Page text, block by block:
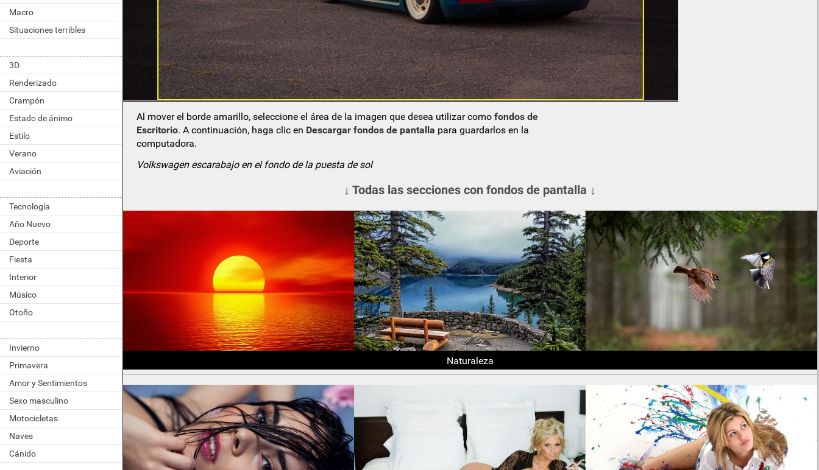
Macro
Situaciones terribles
3D
Renderizado
Crampón
Estado de ánimo
Estilo
Verano
Aviación
Tecnología
Año Nuevo
Deporte
Fiesta
Interior
Músico
Otoño
Invierno
Primavera
Amor y Sentimientos
Sexo masculino
Motocicletas
Naves
Cánido
Al mover el borde amarillo, seleccione el área de la imagen que desea utilizar comofondos de
Escritorio. A continuación, haga clic en Descargar fondos de pantalla para guardarlos en la
computadora.
Volkswagen escarabajo en el fondo de la puesta de sol
↓ Todas las secciones con fondos de pantalla ↓
Naturaleza